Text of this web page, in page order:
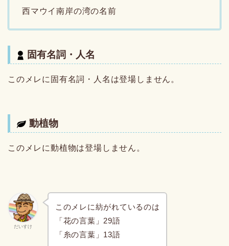
西マウイ南岸の湾の名前
固有名詞・人名
このメレに固有名詞・人名は登場しません。
動植物
このメレに動植物は登場しません。
だいすけ
このメレに紡がれているのは
「花の言葉」29語
「糸の言葉」13語